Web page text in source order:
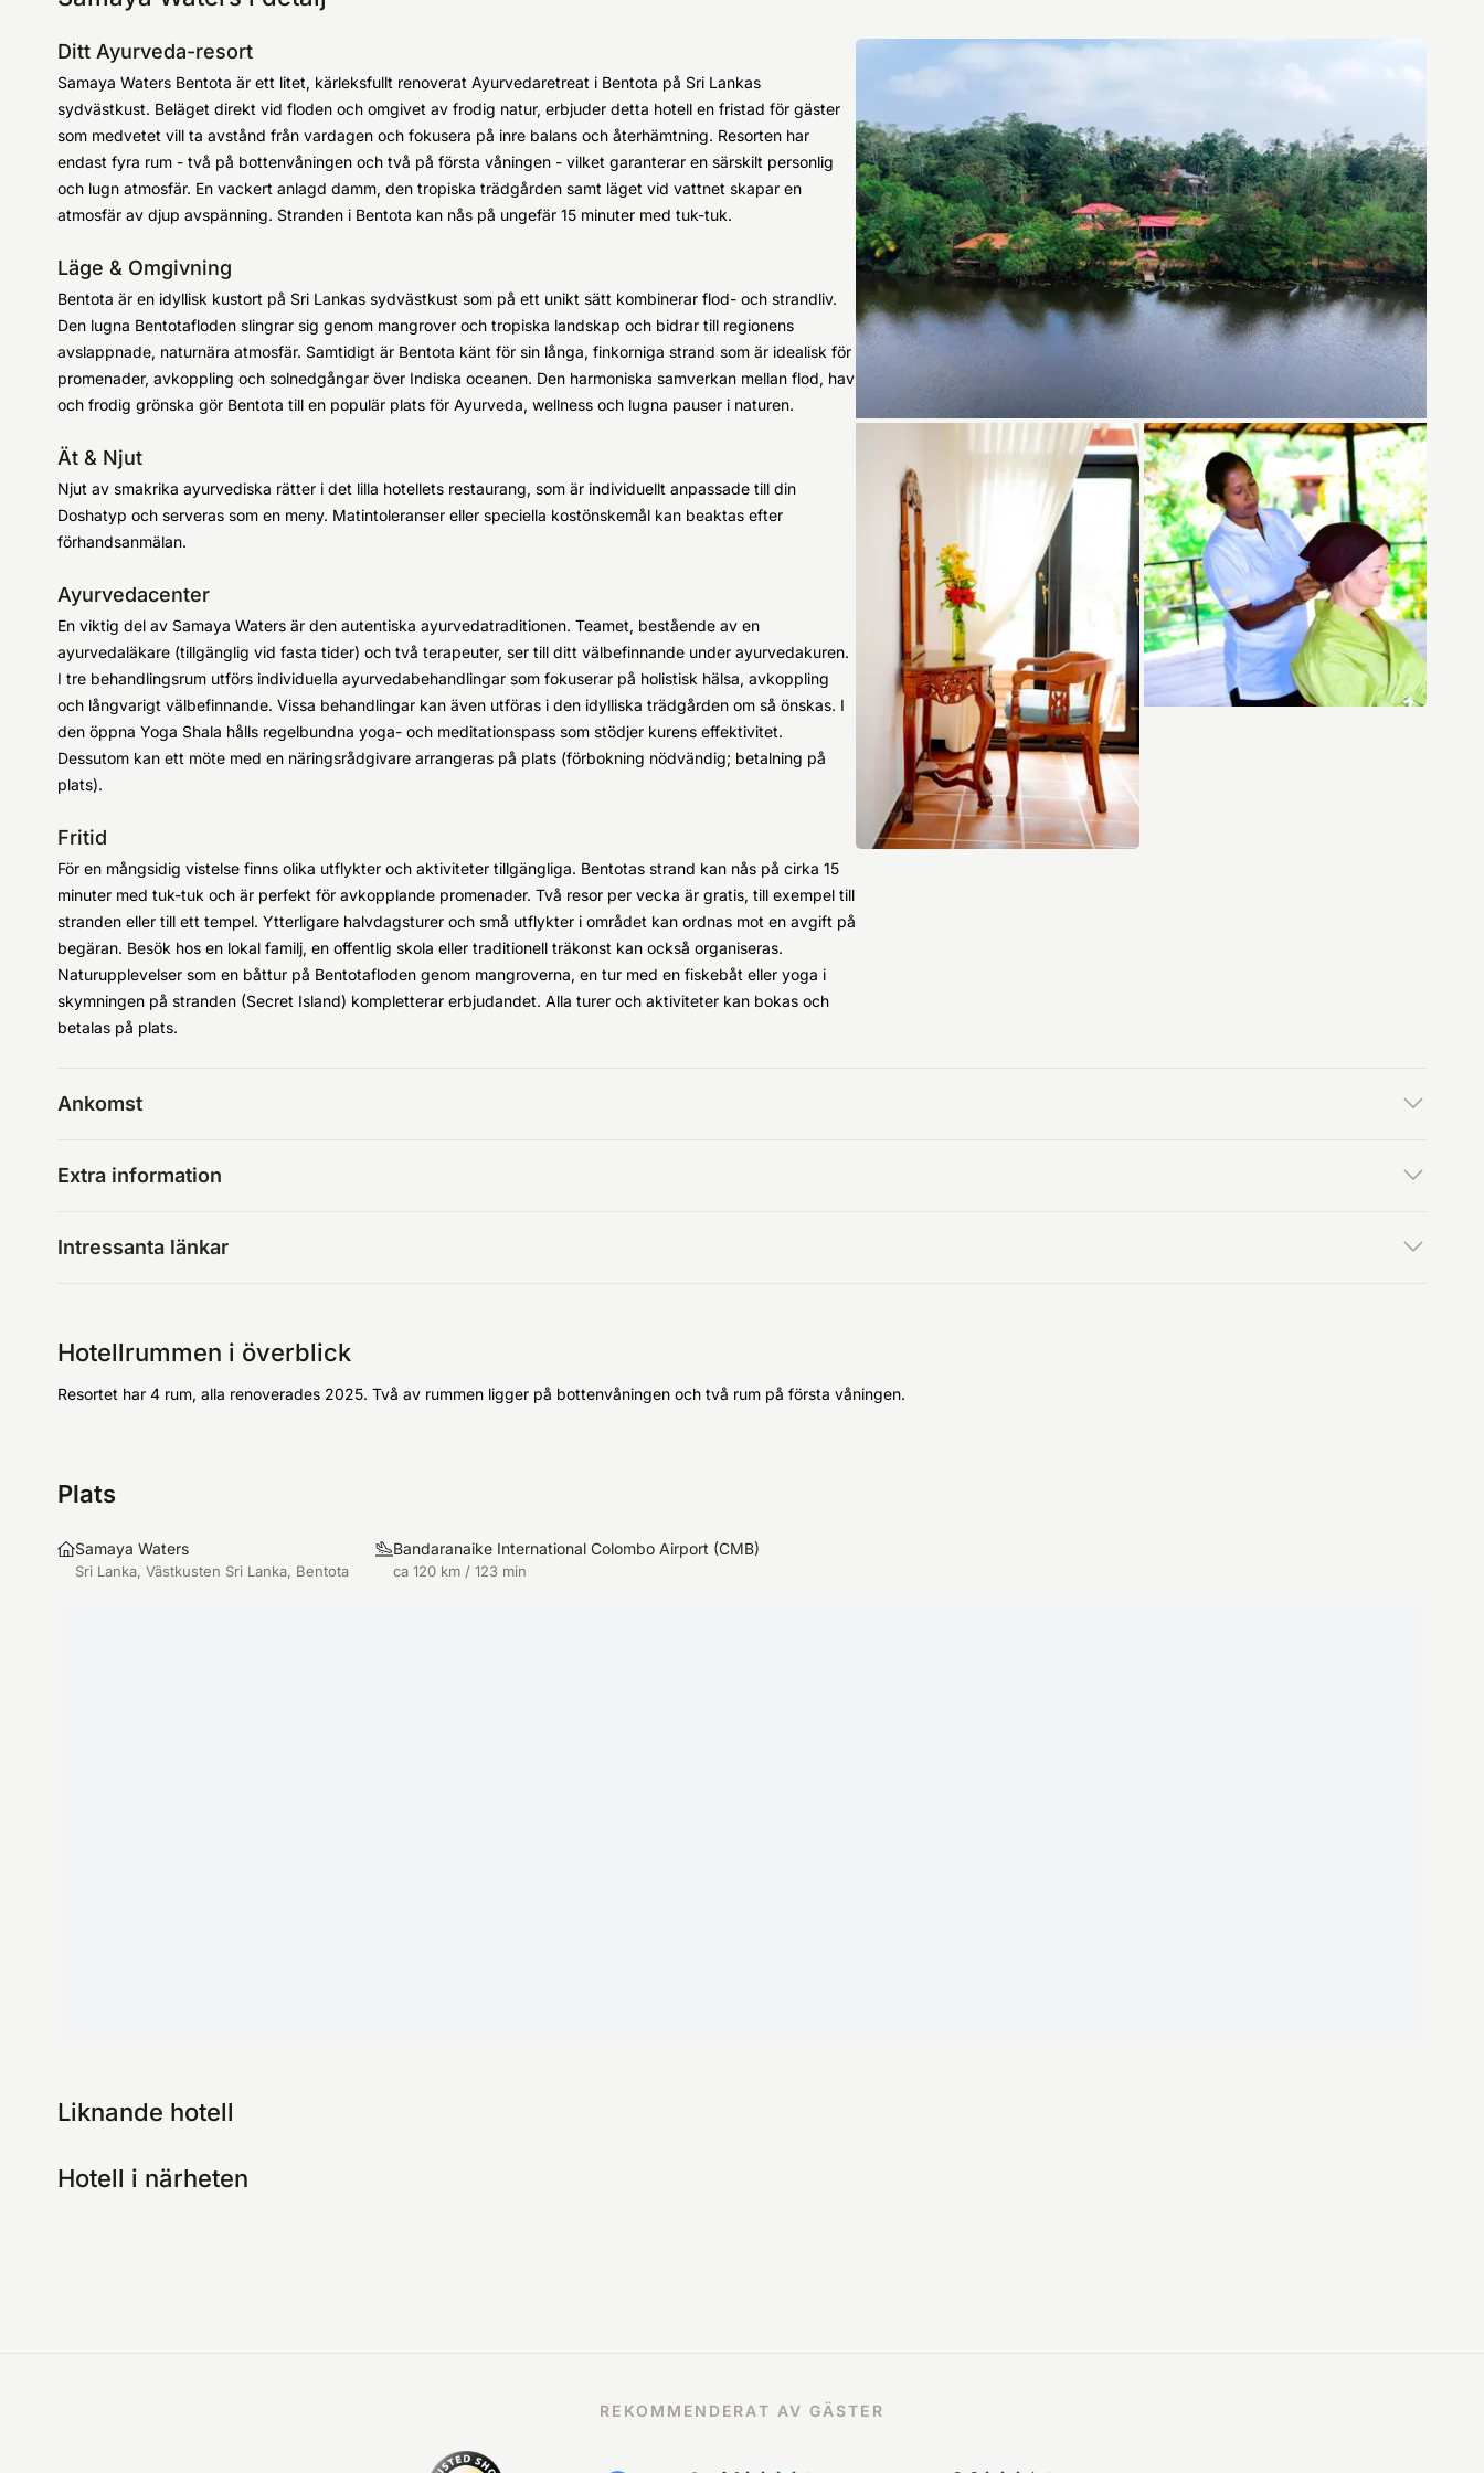
Ditt Ayurveda-resort
Samaya Waters Bentota är ett litet, kärleksfullt renoverat Ayurvedaretreat i Bentota på Sri Lankas
sydvästkust. Beläget direkt vid floden och omgivet av frodig natur, erbjuder detta hotell en fristad för gäster
som medvetet vill ta avstånd från vardagen och fokusera på inre balans och återhämtning. Resorten har
endast fyra rum - två på bottenvåningen och två på första våningen - vilket garanterar en särskilt personlig
och lugn atmosfär. En vackert anlagd damm, den tropiska trädgården samt läget vid vattnet skapar en
atmosfär av djup avspänning. Stranden i Bentota kan nås på ungefär 15 minuter med tuk-tuk.
Läge & Omgivning
Bentota är en idyllisk kustort på Sri Lankas sydvästkust som på ett unikt sätt kombinerar flod- och strandliv.
Den lugna Bentotafloden slingrar sig genom mangrover och tropiska landskap och bidrar till regionens
avslappnade, naturnära atmosfär. Samtidigt är Bentota känt för sin långa, finkorniga strand som är idealisk för
promenader, avkoppling och solnedgångar över Indiska oceanen. Den harmoniska samverkan mellan flod, hav
och frodig grönska gör Bentota till en populär plats för Ayurveda, wellness och lugna pauser i naturen.
Ät & Njut
Njut av smakrika ayurvediska rätter i det lilla hotellets restaurang, som är individuellt anpassade till din
Doshatyp och serveras som en meny. Matintoleranser eller speciella kostönskemål kan beaktas efter
förhandsanmälan.
Ayurvedacenter
En viktig del av Samaya Waters är den autentiska ayurvedatraditionen. Teamet, bestående av en
ayurvedaläkare (tillgänglig vid fasta tider) och två terapeuter, ser till ditt välbefinnande under ayurvedakuren.
I tre behandlingsrum utförs individuella ayurvedabehandlingar som fokuserar på holistisk hälsa, avkoppling
och långvarigt välbefinnande. Vissa behandlingar kan även utföras i den idylliska trädgården om så önskas. I
den öppna Yoga Shala hålls regelbundna yoga- och meditationspass som stödjer kurens effektivitet.
Dessutom kan ett möte med en näringsrådgivare arrangeras på plats (förbokning nödvändig; betalning på
plats).
Fritid
För en mångsidig vistelse finns olika utflykter och aktiviteter tillgängliga. Bentotas strand kan nås på cirka 15
minuter med tuk-tuk och är perfekt för avkopplande promenader. Två resor per vecka är gratis, till exempel till
stranden eller till ett tempel. Ytterligare halvdagsturer och små utflykter i området kan ordnas mot en avgift på
begäran. Besök hos en lokal familj, en offentlig skola eller traditionell träkonst kan också organiseras.
Naturupplevelser som en båttur på Bentotafloden genom mangroverna, en tur med en fiskebåt eller yoga i
skymningen på stranden (Secret Island) kompletterar erbjudandet. Alla turer och aktiviteter kan bokas och
betalas på plats.
Ankomst
Extra information
Intressanta länkar
Hotellrummen i överblick
Resortet har 4 rum, alla renoverades 2025. Två av rummen ligger på bottenvåningen och två rum på första våningen.
Plats
Samaya Waters
Sri Lanka, Västkusten Sri Lanka, Bentota
Bandaranaike International Colombo Airport (CMB)
ca 120 km / 123 min
Liknande hotell
Hotell i närheten
REKOMMENDERAT AV GÄSTER